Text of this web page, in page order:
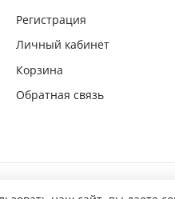
Регистрация
Личный кабинет
Корзина
Обратная связь